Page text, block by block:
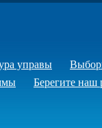
управы
Берегите наш